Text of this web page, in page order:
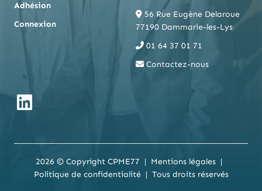
Adhésion
Connexion
56 Rue Eugène Delaroue
77190 Dammarie-les-Lys
01 64 37 01 71
Contactez-nous
2026 © Copyright CPME77
Mentions légales
Politique de confidentialité
Tous droits réservés